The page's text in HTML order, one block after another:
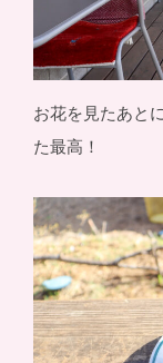
お花を見たあと
た最高！